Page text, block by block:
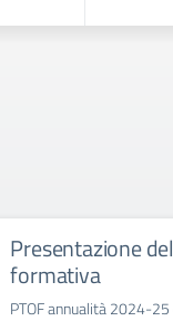
Presentazione
formativa
PTOF annualità 2024-